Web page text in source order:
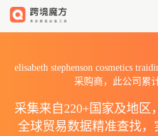
elisabeth stephenson cosmetics
采购商，此公司累
采集来自220+国家及地区
全球贸易数据精准查找